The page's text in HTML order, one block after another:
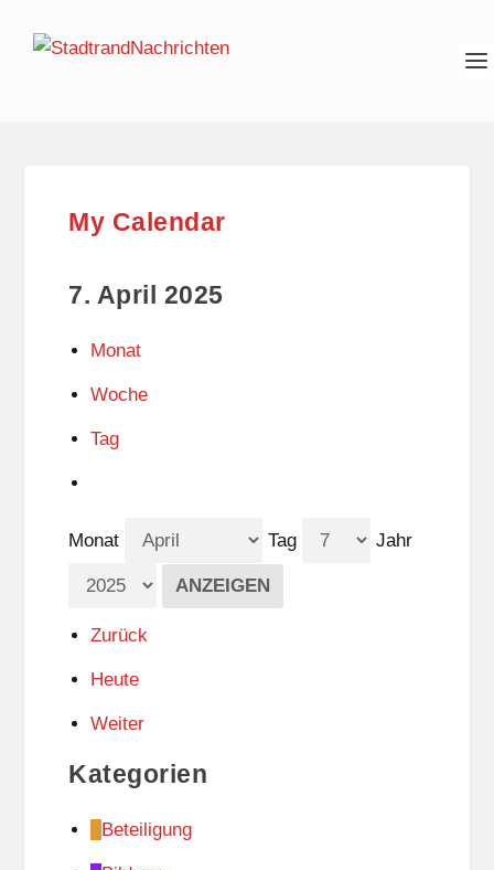
My Calendar
7. April 2025
Monat
Woche
Tag
Monat Tag Jahr
Zurück
Heute
Weiter
Kategorien
Beteiligung